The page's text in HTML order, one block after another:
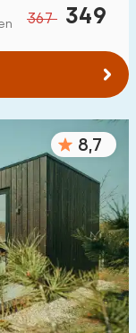
367 349
8,7